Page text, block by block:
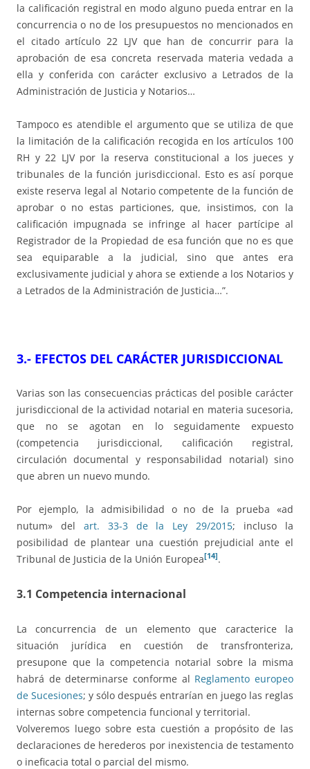
la calificación registral en modo alguno pueda entrar en la
concurrencia o no de los presupuestos no mencionados en
el citado artículo 22 LJV que han de concurrir para la
aprobación de esa concreta reservada materia vedada a
ella y conferida con carácter exclusivo a Letrados de la
Administración de Justicia y Notarios…
Tampoco es atendible el argumento que se utiliza de que
la limitación de la calificación recogida en los artículos 100
RH y 22 LJV por la reserva constitucional a los jueces y
tribunales de la función jurisdiccional. Esto es así porque
existe reserva legal al Notario competente de la función de
aprobar o no estas particiones, que, insistimos, con la
calificación impugnada se infringe al hacer partícipe al
Registrador de la Propiedad de esa función que no es que
sea equiparable a la judicial, sino que antes era
exclusivamente judicial y ahora se extiende a los Notarios y
a Letrados de la Administración de Justicia…”.
3.- EFECTOS DEL CARÁCTER JURISDICCIONAL
Varias son las consecuencias prácticas del posible carácter
jurisdiccional de la actividad notarial en materia sucesoria,
que no se agotan en lo seguidamente expuesto
(competencia jurisdiccional, calificación registral,
circulación documental y responsabilidad notarial) sino
que abren un nuevo mundo.
Por ejemplo, la admisibilidad o no de la prueba «ad
nutum» del art. 33-3 de la Ley 29/2015; incluso la
posibilidad de plantear una cuestión prejudicial ante el
Tribunal de Justicia de la Unión Europea[14].
3.1 Competencia internacional
La concurrencia de un elemento que caracterice la
situación jurídica en cuestión de transfronteriza,
presupone que la competencia notarial sobre la misma
habrá de determinarse conforme al Reglamento europeo
de Sucesiones; y sólo después entrarían en juego las reglas
internas sobre competencia funcional y territorial.
Volveremos luego sobre esta cuestión a propósito de las
declaraciones de herederos por inexistencia de testamento
o ineficacia total o parcial del mismo.